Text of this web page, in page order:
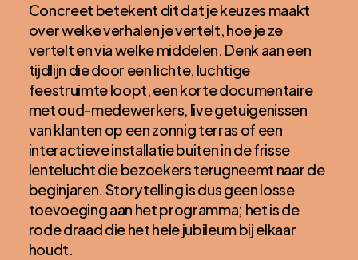
Concreet betekent dit dat je keuzes maakt
over welke verhalen je vertelt, hoe je ze
vertelt en via welke middelen. Denk aan een
tijdlijn die door een lichte, luchtige
feestruimte loopt, een korte documentaire
met oud-medewerkers, live getuigenissen
van klanten op een zonnig terras of een
interactieve installatie buiten in de frisse
lentelucht die bezoekers terugneemt naar de
beginjaren. Storytelling is dus geen losse
toevoeging aan het programma; het is de
rode draad die het hele jubileum bij elkaar
houdt.